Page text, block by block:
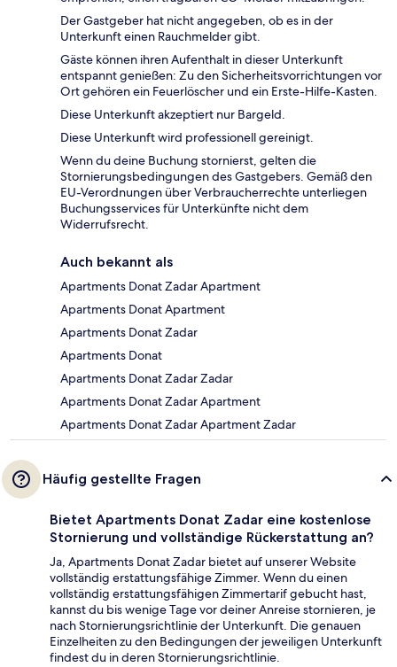
Der Gastgeber hat nicht angegeben, ob es in der
Unterkunft einen Rauchmelder gibt.
Gäste können ihren Aufenthalt in dieser Unterkunft
entspannt genießen: Zu den Sicherheitsvorrichtungen vor
Ort gehören ein Feuerlöscher und ein Erste-Hilfe-Kasten.
Diese Unterkunft akzeptiert nur Bargeld.
Diese Unterkunft wird professionell gereinigt.
Wenn du deine Buchung stornierst, gelten die
Stornierungsbedingungen des Gastgebers. Gemäß den
EU-Verordnungen über Verbraucherrechte unterliegen
Buchungsservices für Unterkünfte nicht dem
Widerrufsrecht.
Auch bekannt als
Apartments Donat Zadar Apartment
Apartments Donat Apartment
Apartments Donat Zadar
Apartments Donat
Apartments Donat Zadar Zadar
Apartments Donat Zadar Apartment
Apartments Donat Zadar Apartment Zadar
Häufig gestellte Fragen
Bietet Apartments Donat Zadar eine kostenlose
Stornierung und vollständige Rückerstattung an?
Ja, Apartments Donat Zadar bietet auf unserer Website
vollständig erstattungsfähige Zimmer. Wenn du einen
vollständig erstattungsfähigen Zimmertarif gebucht hast,
kannst du bis wenige Tage vor deiner Anreise stornieren, je
nach Stornierungsrichtlinie der Unterkunft. Die genauen
Einzelheiten zu den Bedingungen der jeweiligen Unterkunft
findest du in deren Stornierungsrichtlinie.